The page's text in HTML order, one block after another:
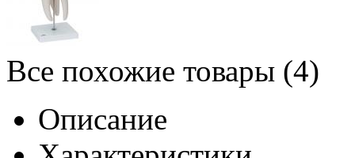
Все похожие товары (4)
Описание